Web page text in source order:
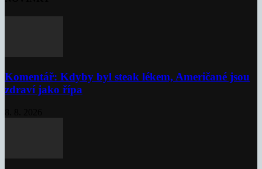
Komentář: Kdyby byl steak lékem, Američané jsou
zdraví jako řípa